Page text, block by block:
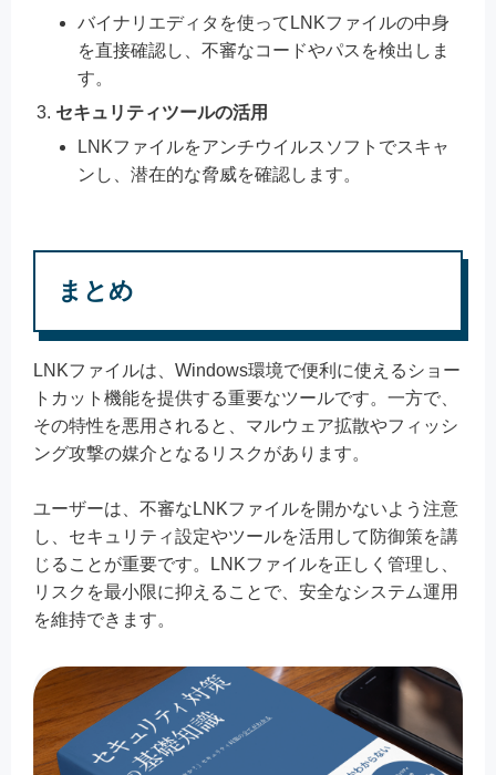
バイナリエディタを使ってLNKファイルの中身
を直接確認し、不審なコードやパスを検出しま
す。
セキュリティツールの活用
LNKファイルをアンチウイルスソフトでスキャ
ンし、潜在的な脅威を確認します。
まとめ
LNKファイルは、Windows環境で便利に使えるショー
トカット機能を提供する重要なツールです。一方で、
その特性を悪用されると、マルウェア拡散やフィッシ
ング攻撃の媒介となるリスクがあります。
ユーザーは、不審なLNKファイルを開かないよう注意
し、セキュリティ設定やツールを活用して防御策を講
じることが重要です。LNKファイルを正しく管理し、
リスクを最小限に抑えることで、安全なシステム運用
を維持できます。